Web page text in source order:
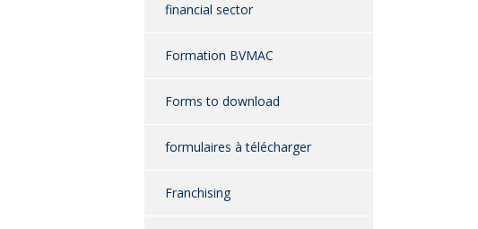
financial sector
Formation BVMAC
Forms to download
formulaires à télécharger
Franchising